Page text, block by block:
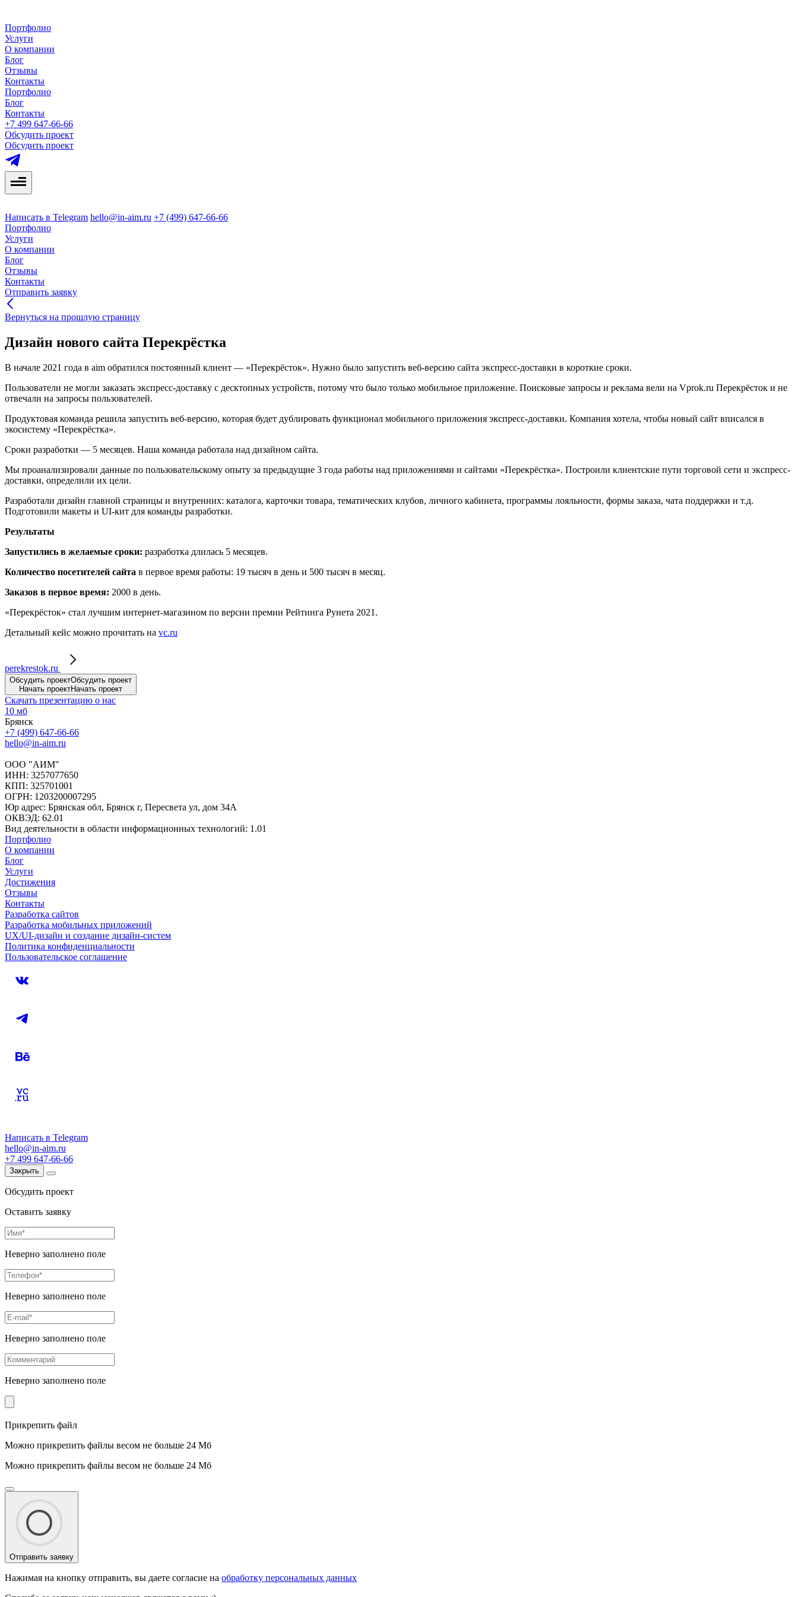
Портфолио
Услуги
О компании
Блог
Отзывы
Контакты
Портфолио
Блог
Контакты
+7 499 647-66-66
Обсудить проект
Обсудить проект
Написать в Telegram hello@in-aim.ru +7 (499) 647-66-66
Портфолио
Услуги
О компании
Блог
Отзывы
Контакты
Отправить заявку
Вернуться на прошлую страницу
Дизайн нового сайта Перекрёстка
В начале 2021 года в aim обратился постоянный клиент — «Перекрёсток». Нужно было запустить веб-версию сайта экспресс-доставки в короткие сроки.
Пользователи не могли заказать экспресс-доставку с десктопных устройств, потому что было только мобильное приложение. Поисковые запросы и реклама вели на Vprok.ru Перекрёсток и не
отвечали на запросы пользователей.
Продуктовая команда решила запустить веб-версию, которая будет дублировать функционал мобильного приложения экспресс-доставки. Компания хотела, чтобы новый сайт вписался в
экосистему «Перекрёстка».
Сроки разработки — 5 месяцев. Наша команда работала над дизайном сайта.
Мы проанализировали данные по пользовательскому опыту за предыдущие 3 года работы над приложениями и сайтами «Перекрёстка». Построили клиентские пути торговой сети и экспресс-
доставки, определили их цели.
Разработали дизайн главной страницы и внутренних: каталога, карточки товара, тематических клубов, личного кабинета, программы лояльности, формы заказа, чата поддержки и т.д.
Подготовили макеты и UI-кит для команды разработки.
Результаты
Запустились в желаемые сроки: разработка длилась 5 месяцев.
Количество посетителей сайта в первое время работы: 19 тысяч в день и 500 тысяч в месяц.
Заказов в первое время: 2000 в день.
«Перекрёсток» стал лучшим интернет-магазином по версии премии Рейтинга Рунета 2021.
Детальный кейс можно прочитать на vc.ru
perekrestok.ru
Обсудить проектОбсудить проект
Начать проектНачать проект
Скачать презентацию о нас
10 мб
Брянск
+7 (499) 647-66-66
hello@in-aim.ru
ООО "АИМ"
ИНН: 3257077650
КПП: 325701001
ОГРН: 1203200007295
Юр адрес: Брянская обл, Брянск г, Пересвета ул, дом 34А
ОКВЭД: 62.01
Вид деятельности в области информационных технологий: 1.01
Портфолио
О компании
Блог
Услуги
Достижения
Отзывы
Контакты
Разработка сайтов
Разработка мобильных приложений
UX/UI-дизайн и создание дизайн-систем
Политика конфиденциальности
Пользовательское соглашение
Написать в Telegram
hello@in-aim.ru
+7 499 647-66-66
Закрыть
Обсудить проект
Оставить заявку
Неверно заполнено поле
Неверно заполнено поле
Неверно заполнено поле
Неверно заполнено поле
Прикрепить файл
Можно прикрепить файлы весом не больше 24 Мб
Можно прикрепить файлы весом не больше 24 Мб
Отправить заявку
Нажимая на кнопку отправить, вы даете согласие на обработку персональных данных